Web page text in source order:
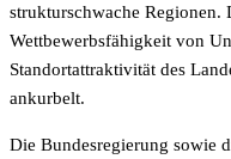
strukturschwache Regionen.
Wettbewerbsfähigkeit von
Standortattraktivität des
ankurbelt.
Die Bundesregierung sowie